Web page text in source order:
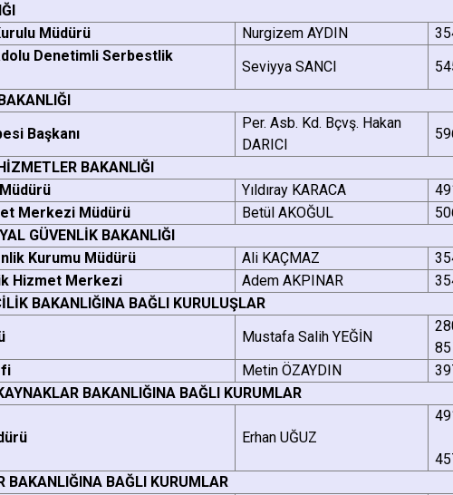
Müdürü Nurgizem AYDIN
Denetimli Serbestlik
Seviyya SANCI
Başkanı
Per. Asb. Kd. Bçvş. Hakan
DARICI
BAKANLIĞI
Müdürü Yıldıray KARACA
Merkezi Müdürü Betül AKOĞUL
GÜVENLİK BAKANLIĞI
Kurumu Müdürü Ali KAÇMAZ
Hizmet Merkezi Adem AKPINAR
BAKANLIĞINA BAĞLI KURULUŞLAR
Mustafa Salih YEĞİN
85
Metin ÖZAYDIN
BAKANLIĞINA BAĞLI KURUMLAR
Erhan UĞUZ
BAKANLIĞINA BAĞLI KURUMLAR